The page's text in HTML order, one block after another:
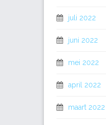
juli 2022
juni 2022
mei 2022
april 2022
maart 2022